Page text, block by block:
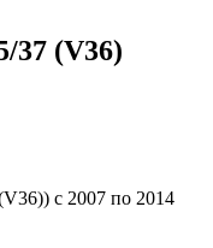
37 (V36)
с 2007 по 2014